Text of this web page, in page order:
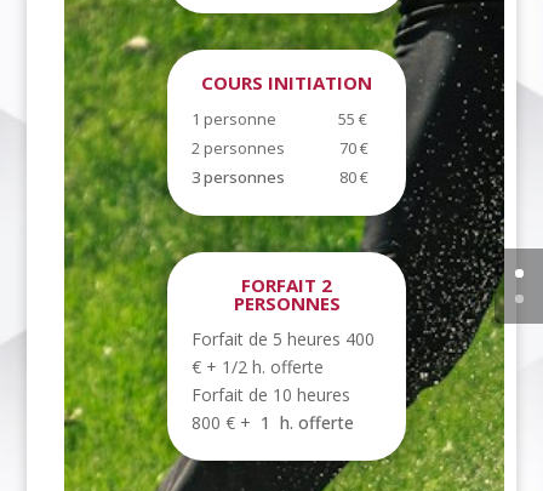
COURS INITIATION
1 personne 55 €
2 personnes 70 €
3 personnes 80 €
FORFAIT 2
PERSONNES
Forfait de 5 heures 400
€ + 1/2 h. offerte
Forfait de 10 heures
800 € + 1 h. offerte